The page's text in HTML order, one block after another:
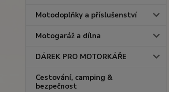
Motodoplňky a příslušenství
Motogaráž a dílna
DÁREK PRO MOTORKÁŘE
Cestování, camping &
bezpečnost